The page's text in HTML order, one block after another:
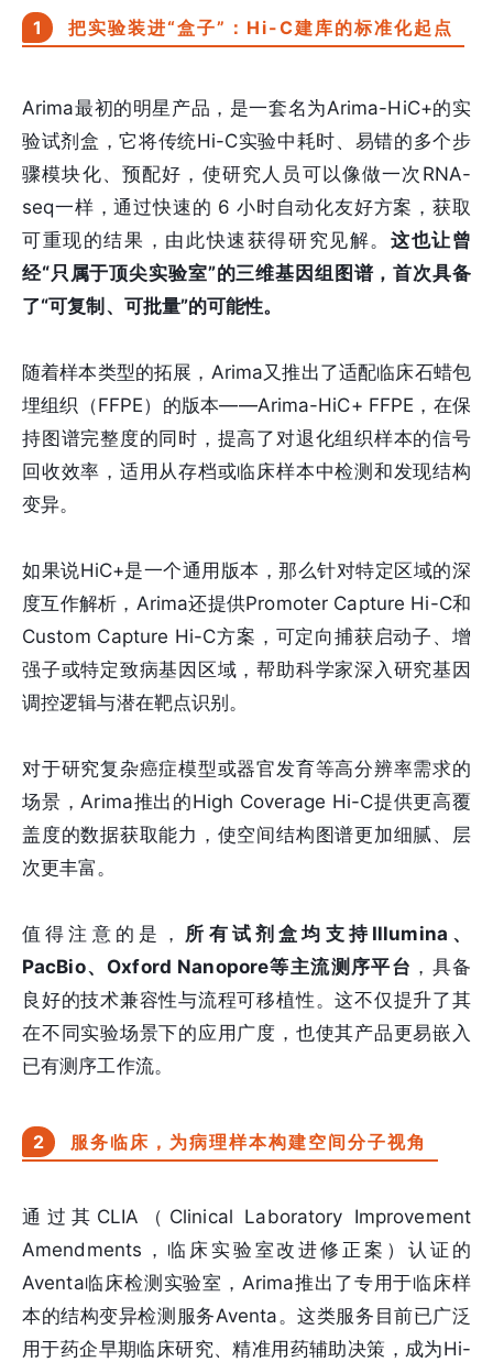
1 把实验装进“盒子”：Hi-C建库的标准化起点
Arima最初的明星产品，是一套名为Arima-HiC+的实
验试剂盒，它将传统Hi-C实验中耗时、易错的多个步
骤模块化、预配好，使研究人员可以像做一次RNA-
seq一样，通过快速的 6 小时自动化友好方案，获取
可重现的结果，由此快速获得研究见解。这也让曾
经“只属于顶尖实验室”的三维基因组图谱，首次具备
了“可复制、可批量”的可能性。
随着样本类型的拓展，Arima又推出了适配临床石蜡包
埋组织（FFPE）的版本——Arima-HiC+ FFPE，在保
持图谱完整度的同时，提高了对退化组织样本的信号
回收效率，适用从存档或临床样本中检测和发现结构
变异。
如果说HiC+是一个通用版本，那么针对特定区域的深
度互作解析，Arima还提供Promoter Capture Hi-C和
Custom Capture Hi-C方案，可定向捕获启动子、增
强子或特定致病基因区域，帮助科学家深入研究基因
调控逻辑与潜在靶点识别。
对于研究复杂癌症模型或器官发育等高分辨率需求的
场景，Arima推出的High Coverage Hi-C提供更高覆
盖度的数据获取能力，使空间结构图谱更加细腻、层
次更丰富。
值得注意的是， 所有试剂盒均支持Illumina、
PacBio、Oxford Nanopore等主流测序平台 ，具备
良好的技术兼容性与流程可移植性。这不仅提升了其
在不同实验场景下的应用广度，也使其产品更易嵌入
已有测序工作流。
2 服务临床，为病理样本构建空间分子视角
通过其CLIA（Clinical Laboratory Improvement
Amendments，临床实验室改进修正案）认证的
Aventa临床检测实验室，Arima推出了专用于临床样
本的结构变异检测服务Aventa。这类服务目前已广泛
用于药企早期临床研究、精准用药辅助决策，成为Hi-